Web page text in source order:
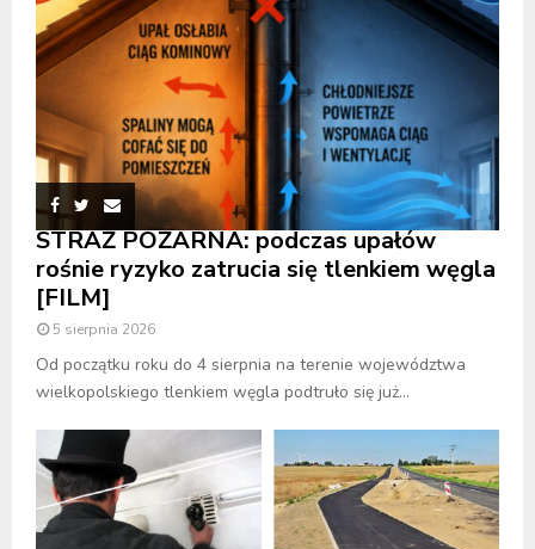
STRAŻ POŻARNA: podczas upałów
rośnie ryzyko zatrucia się tlenkiem węgla
[FILM]
5 sierpnia 2026
Od początku roku do 4 sierpnia na terenie województwa
wielkopolskiego tlenkiem węgla podtruło się już...